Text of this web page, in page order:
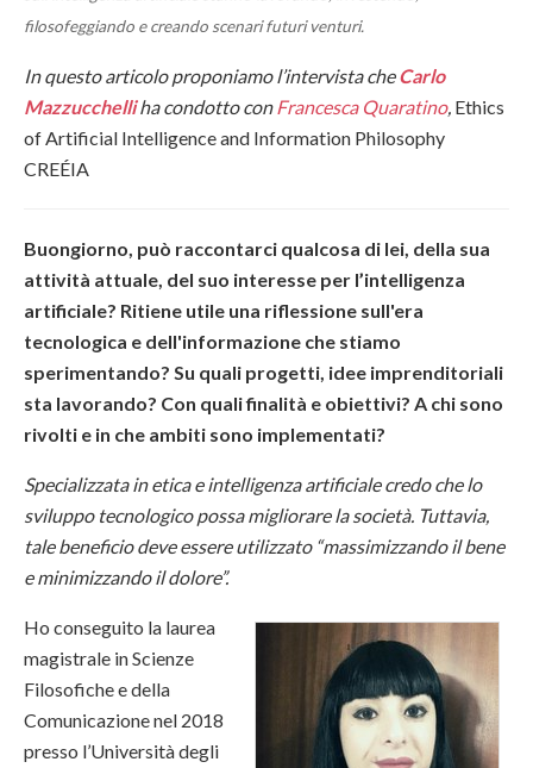
filosofeggiando e creando scenari futuri venturi.
In questo articolo proponiamo l’intervista cheCarlo
Mazzucchelliha condotto con Francesca Quaratino, Ethics
of Artificial Intelligence and Information Philosophy
CREÉIA
Buongiorno, può raccontarci qualcosa di lei, della sua
attività attuale, del suo interesse per l’intelligenza
artificiale? Ritiene utile una riflessione sull'era
tecnologica e dell'informazione che stiamo
sperimentando? Su quali progetti, idee imprenditoriali
sta lavorando? Con quali finalità e obiettivi? A chi sono
rivolti e in che ambiti sono implementati?
Specializzata in etica e intelligenza artificiale credo che lo
sviluppo tecnologico possa migliorare la società. Tuttavia,
tale beneficio deve essere utilizzato “massimizzando il bene
e minimizzando il dolore”.
Ho conseguito la laurea
magistrale in Scienze
Filosofiche e della
Comunicazione nel 2018
presso l’Università degli